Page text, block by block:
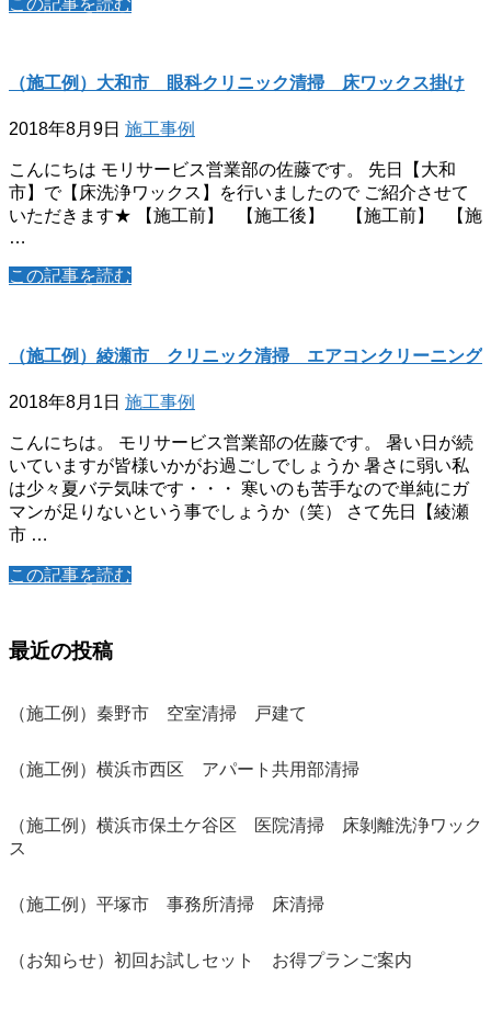
（施工例）大和市 眼科クリニック清掃 床ワックス掛け
2018年8月9日 施工事例
こんにちは モリサービス営業部の佐藤です。 先日【大和
市】で【床洗浄ワックス】を行いましたので ご紹介させて
いただきます★ 【施工前】 【施工後】 【施工前】 【施
…
この記事を読む
（施工例）綾瀬市 クリニック清掃 エアコンクリーニング
2018年8月1日 施工事例
こんにちは。 モリサービス営業部の佐藤です。 暑い日が続
いていますが皆様いかがお過ごしでしょうか 暑さに弱い私
は少々夏バテ気味です・・・ 寒いのも苦手なので単純にガ
マンが足りないという事でしょうか（笑） さて先日【綾瀬
市 …
この記事を読む
最近の投稿
（施工例）秦野市 空室清掃 戸建て
（施工例）横浜市西区 アパート共用部清掃
（施工例）横浜市保土ケ谷区 医院清掃 床剝離洗浄ワック
ス
（施工例）平塚市 事務所清掃 床清掃
（お知らせ）初回お試しセット お得プランご案内